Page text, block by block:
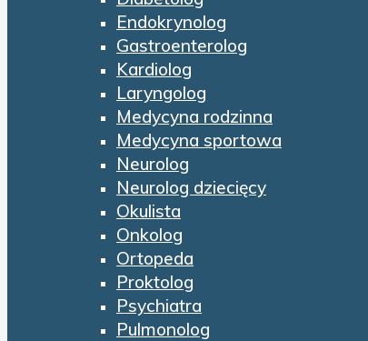
Endokrynolog
Gastroenterolog
Kardiolog
Laryngolog
Medycyna rodzinna
Medycyna sportowa
Neurolog
Neurolog dziecięcy
Okulista
Onkolog
Ortopeda
Proktolog
Psychiatra
Pulmonolog